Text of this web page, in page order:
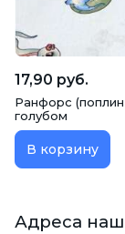
17,90 руб.
Ранфорс
голубом
В корзину
Адреса